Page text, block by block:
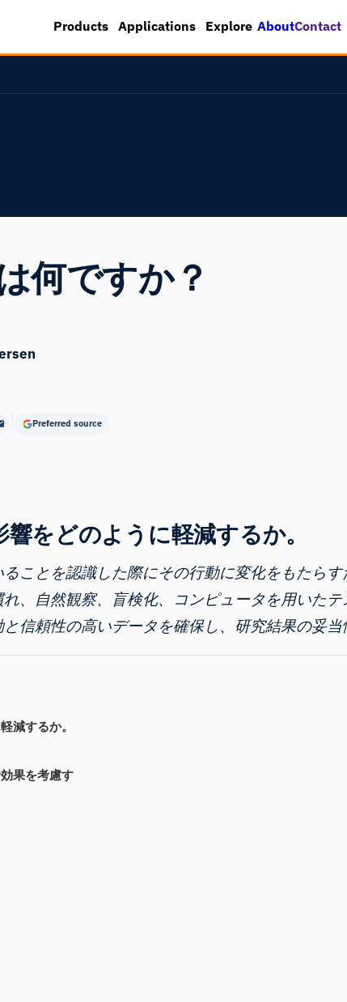
Products Applications Explore AboutContact
何ですか？
Preferred source
をどのように軽減するか。
ることを認識した際にその行動に変化をもたら
れ、自然観察、盲検化、コンピュータを用いた
信頼性の高いデータを確保し、研究結果の妥当
減するか。
果を考慮す